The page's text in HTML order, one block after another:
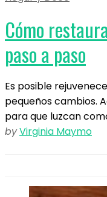
Cómo
paso a paso
Es posible
pequeños cambios.
para que luzcan
byVirginia Maymo